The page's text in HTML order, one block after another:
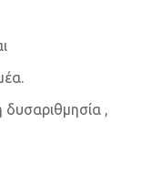
δυσαριθμησία ,